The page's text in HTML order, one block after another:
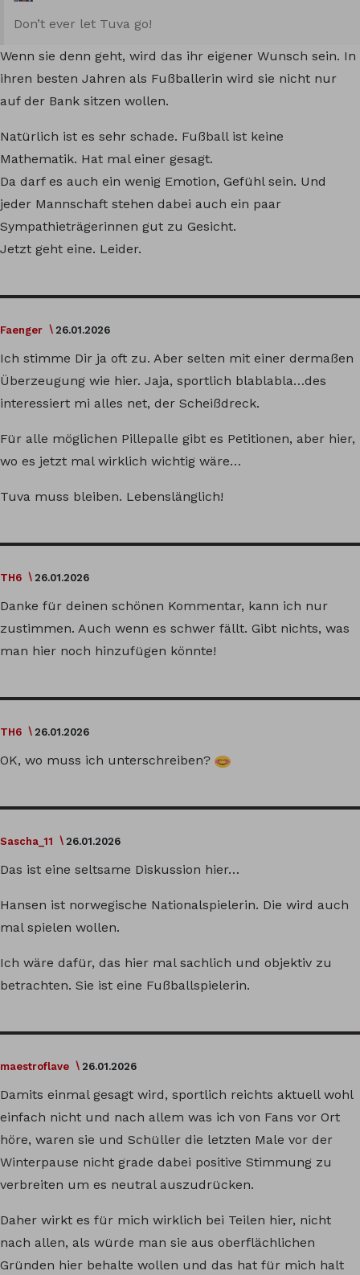
Don’t ever let Tuva go!
Wenn sie denn geht, wird das ihr eigener Wunsch sein. In
ihren besten Jahren als Fußballerin wird sie nicht nur
auf der Bank sitzen wollen.
Natürlich ist es sehr schade. Fußball ist keine
Mathematik. Hat mal einer gesagt.
Da darf es auch ein wenig Emotion, Gefühl sein. Und
jeder Mannschaft stehen dabei auch ein paar
Sympathieträgerinnen gut zu Gesicht.
Jetzt geht eine. Leider.
Faenger 26.01.2026
Ich stimme Dir ja oft zu. Aber selten mit einer dermaßen
Überzeugung wie hier. Jaja, sportlich blablabla…des
interessiert mi alles net, der Scheißdreck.
Für alle möglichen Pillepalle gibt es Petitionen, aber hier,
wo es jetzt mal wirklich wichtig wäre…
Tuva muss bleiben. Lebenslänglich!
TH6 26.01.2026
Danke für deinen schönen Kommentar, kann ich nur
zustimmen. Auch wenn es schwer fällt. Gibt nichts, was
man hier noch hinzufügen könnte!
TH6 26.01.2026
OK, wo muss ich unterschreiben?
Sascha_11 26.01.2026
Das ist eine seltsame Diskussion hier…
Hansen ist norwegische Nationalspielerin. Die wird auch
mal spielen wollen.
Ich wäre dafür, das hier mal sachlich und objektiv zu
betrachten. Sie ist eine Fußballspielerin.
maestroflave 26.01.2026
Damits einmal gesagt wird, sportlich reichts aktuell wohl
einfach nicht und nach allem was ich von Fans vor Ort
höre, waren sie und Schüller die letzten Male vor der
Winterpause nicht grade dabei positive Stimmung zu
verbreiten um es neutral auszudrücken.
Daher wirkt es für mich wirklich bei Teilen hier, nicht
nach allen, als würde man sie aus oberflächlichen
Gründen hier behalte wollen und das hat für mich halt